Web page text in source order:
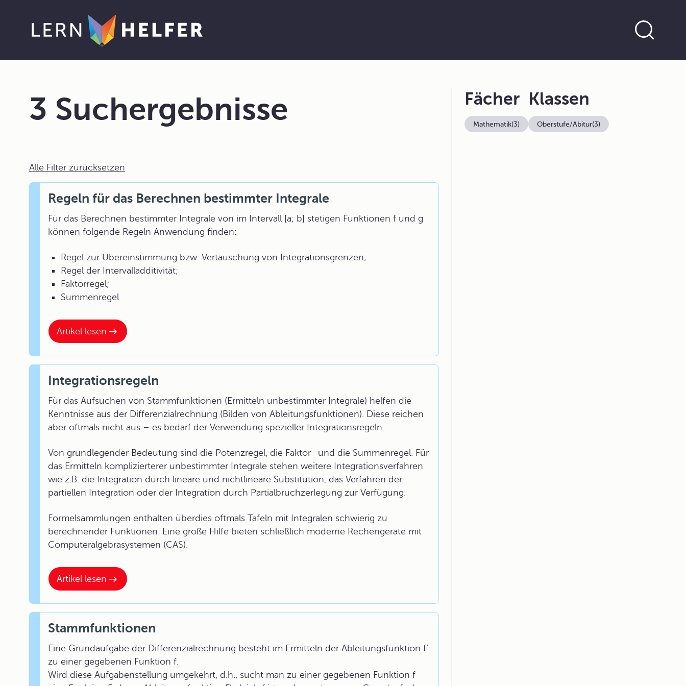
3 Suchergebnisse
Alle Filter zurücksetzen
Artikel lesen
Regeln für das Berechnen bestimmter Integrale
Für das Berechnen bestimmter Integrale von im Intervall [a; b] stetigen Funktionen f und g
können folgende Regeln Anwendung finden:
Regel zur Übereinstimmung bzw. Vertauschung von Integrationsgrenzen;
Regel der Intervalladditivität;
Faktorregel;
Summenregel
Artikel lesen
Integrationsregeln
Für das Aufsuchen von Stammfunktionen (Ermitteln unbestimmter Integrale) helfen die
Kenntnisse aus der Differenzialrechnung (Bilden von Ableitungsfunktionen). Diese reichen
aber oftmals nicht aus – es bedarf der Verwendung spezieller Integrationsregeln.
Von grundlegender Bedeutung sind die Potenzregel, die Faktor- und die Summenregel. Für
das Ermitteln komplizierterer unbestimmter Integrale stehen weitere Integrationsverfahren
wie z.B. die Integration durch lineare und nichtlineare Substitution, das Verfahren der
partiellen Integration oder der Integration durch Partialbruchzerlegung zur Verfügung.
Formelsammlungen enthalten überdies oftmals Tafeln mit Integralen schwierig zu
berechnender Funktionen. Eine große Hilfe bieten schließlich moderne Rechengeräte mit
Computeralgebrasystemen (CAS).
Stammfunktionen
Eine Grundaufgabe der Differenzialrechnung besteht im Ermitteln der Ableitungsfunktion f‘
zu einer gegebenen Funktion f.
Wird diese Aufgabenstellung umgekehrt, d.h., sucht man zu einer gegebenen Funktion f
Fächer
Mathematik(3)
Klassen
Oberstufe/Abitur(3)